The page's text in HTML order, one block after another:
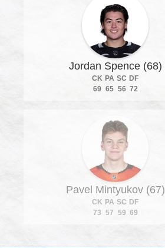
Jordan Spence (68)
CK PA SC DF
69 65 56 72
Pavel Mintyukov (67)
CK PA SC DF
73 57 59 69